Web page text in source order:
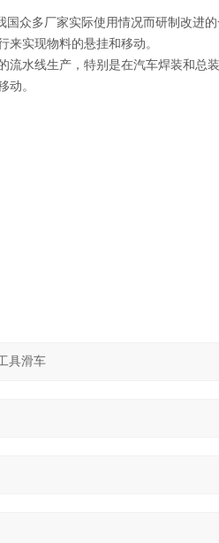
众多厂家实际使用情况而研制改进
实现物料的悬挂和移动。
水线生产，特别是在汽车焊装和总
动。